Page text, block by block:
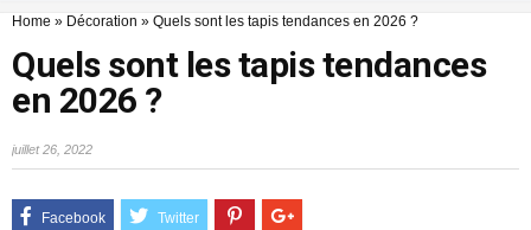
Home » Décoration » Quels sont les tapis tendances en 2026 ?
Quels sont les tapis tendances
en 2026 ?
juillet 26, 2022